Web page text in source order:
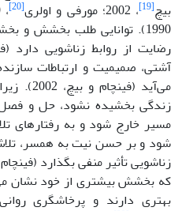
بیچ[19] ، 2002؛ مورفی و اولری [20] ، 1989؛ رابرتس و کروکف
1990). توانایی طلب بخشش و
رضایت از روابط زناشویی دارد
آشتی، صمیمیت و ارتباطات
می‌آید
زندگی بخشیده نشود، حل و فصل
مسیر خارج شود و به رفتارهای
شود و بر حسن نیت به همسر،
که بخشش بیشتری از خود نشان
بهتری دارند و پرخاشگری